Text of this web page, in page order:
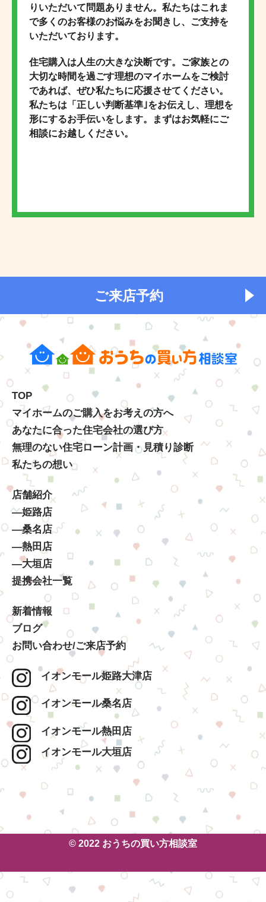
りいただいて問題ありません。私たちはこれま
で多くのお客様のお悩みをお聞きし、ご支持を
いただいております。
住宅購入は人生の大きな決断です。ご家族との
大切な時間を過ごす理想のマイホームをご検討
であれば、ぜひ私たちに応援させてください。
私たちは「正しい判断基準｣をお伝えし、理想を
形にするお手伝いをします。まずはお気軽にご
相談にお越しください。
ご来店予約
TOP
マイホームのご購入をお考えの方へ
あなたに合った住宅会社の選び方
無理のない住宅ローン計画・見積り診断
私たちの想い
店舗紹介
―姫路店
―桑名店
―熱田店
―大垣店
提携会社一覧
新着情報
ブログ
お問い合わせ/ご来店予約
イオンモール姫路大津店
イオンモール桑名店
イオンモール熱田店
イオンモール大垣店
© 2022 おうちの買い方相談室